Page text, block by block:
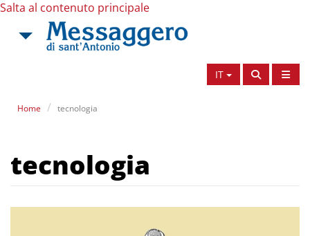
Salta al contenuto principale
IT
Home tecnologia
tecnologia